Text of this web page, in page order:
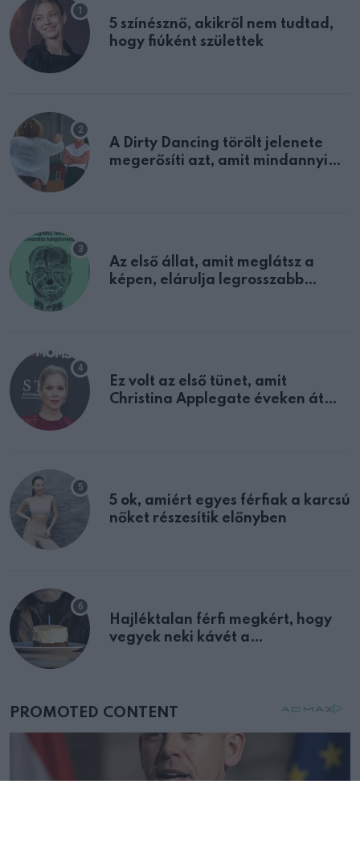
5 színésznő, akikről nem tudtad,
hogy fiúként születtek
A Dirty Dancing törölt jelenete
megerősíti azt, amit mindannyian
Az első állat, amit meglátsz a
képen, elárulja legrosszabb
Ez volt az első tünet, amit
Christina Applegate éveken át
5 ok, amiért egyes férfiak a karcsú
nőket részesítik előnyben
Hajléktalan férfi megkért, hogy
vegyek neki kávét a